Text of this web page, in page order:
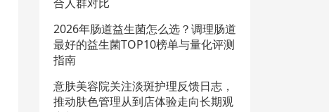
2026年肠道益生菌怎么选？调理肠道
最好的益生菌TOP10榜单与量化评测
指南
意肤美容院关注淡斑护理反馈日志，
推动肤色管理从到店体验走向长期观